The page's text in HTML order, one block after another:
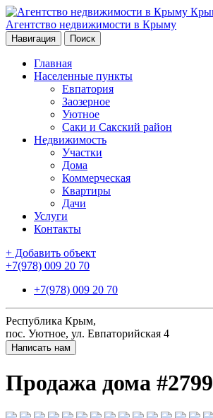
Агентство недвижимости в Крыму
Навигация Поиск
Главная
Населенные пункты
Евпатория
Заозерное
Уютное
Саки и Сакский район
Недвижимость
Участки
Дома
Коммерческая
Квартиры
Дачи
Услуги
Контакты
+ Добавить объект
+7(978) 009 20 70
+7(978) 009 20 70
Республика Крым,
пос. Уютное, ул. Евпаторийская 4
Написать нам
Продажа дома #2799